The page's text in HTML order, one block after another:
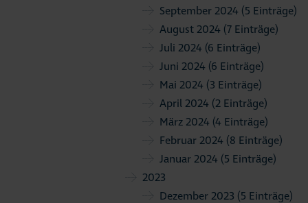
September 2024 (5 Einträge)
August 2024 (7 Einträge)
Juli 2024 (6 Einträge)
Juni 2024 (6 Einträge)
Mai 2024 (3 Einträge)
April 2024 (2 Einträge)
März 2024 (4 Einträge)
Februar 2024 (8 Einträge)
Januar 2024 (5 Einträge)
2023
Dezember 2023 (5 Einträge)